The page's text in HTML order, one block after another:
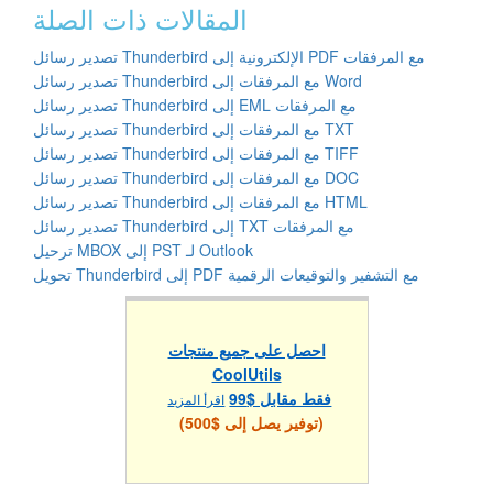
المقالات ذات الصلة
تصدير رسائل Thunderbird الإلكترونية إلى PDF مع المرفقات
تصدير رسائل Thunderbird مع المرفقات إلى Word
تصدير رسائل Thunderbird إلى EML مع المرفقات
تصدير رسائل Thunderbird مع المرفقات إلى TXT
تصدير رسائل Thunderbird مع المرفقات إلى TIFF
تصدير رسائل Thunderbird مع المرفقات إلى DOC
تصدير رسائل Thunderbird مع المرفقات إلى HTML
تصدير رسائل Thunderbird إلى TXT مع المرفقات
ترحيل MBOX إلى PST لـ Outlook
تحويل Thunderbird إلى PDF مع التشفير والتوقيعات الرقمية
احصل على جميع منتجات
CoolUtils
فقط مقابل $99
اقرأ المزيد
(توفير يصل إلى $500)